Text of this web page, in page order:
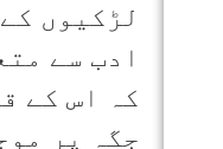
لڑکیوں
ادب سے
کہ اس کے
جگہ پر